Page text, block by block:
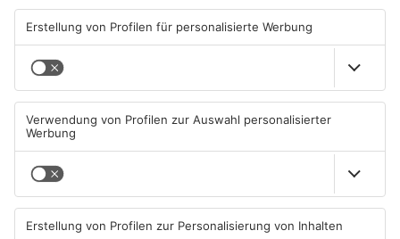
TOPNEWS
Gleisarbeiten sollen
Feldbrand in Nidderau
ausgelöst haben
Wo ist Selena Fröhlich aus
Großkrotzenburg?